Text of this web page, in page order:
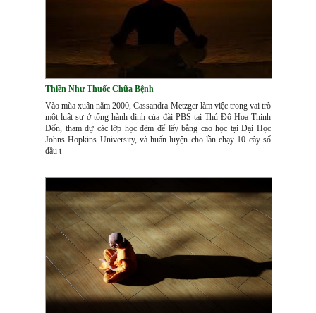
Thiền Như Thuốc Chữa Bệnh
Vào mùa xuân năm 2000, Cassandra Metzger làm việc trong vai trò
một luật sư ở tổng hành dinh của đài PBS tại Thủ Đô Hoa Thịnh
Đốn, tham dự các lớp học đêm để lấy bằng cao học tại Đại Học
Johns Hopkins University, và huấn luyện cho lần chạy 10 cây số
đầu t